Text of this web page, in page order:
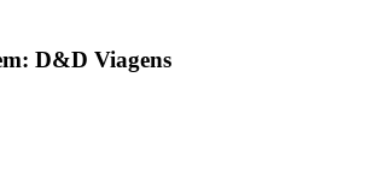
D&D Viagens